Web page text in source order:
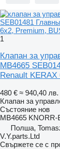
1
Клапан за
MB4665
Renault
480 € ≈ 940,40 лв.
Клапан за
Състояние нов
MB4665 KNORR-
Полша,
V.Y.parts.Ltd
Свържете се с